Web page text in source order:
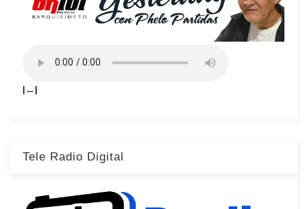
| ... |
Tele Radio Digital